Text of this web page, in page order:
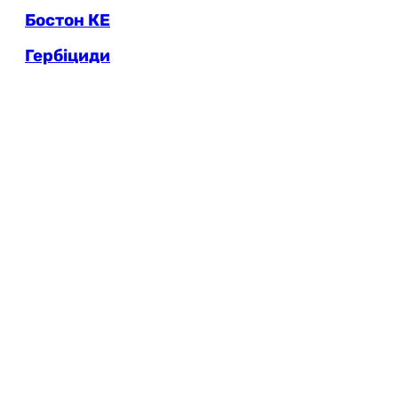
Бостон КЕ
Гербіциди